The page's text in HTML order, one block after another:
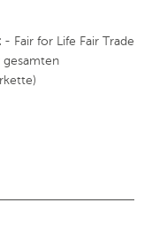
- Fair for Life Fair Trade
gesamten